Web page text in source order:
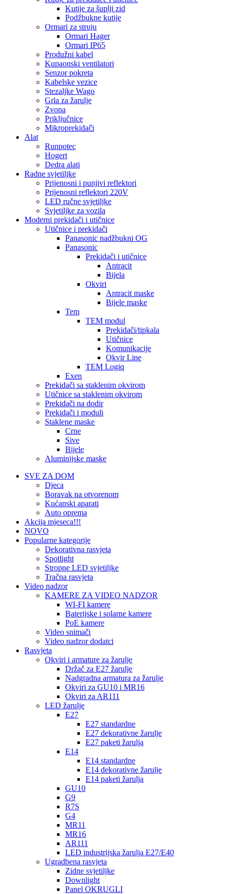
Kutije za šuplji zid
Podžbukne kutije
Ormari za struju
Ormari Hager
Ormari IP65
Produžni kabel
Kupaonski ventilatori
Senzor pokreta
Kabelske vezice
Stezaljke Wago
Grla za žarulje
Zvona
Priključnice
Mikroprekidači
Alat
Runpotec
Hogert
Dedra alati
Radne svjetiljke
Prijenosni i punjivi reflektori
Prijenosni reflektori 220V
LED ručne svjetiljke
Svjetiljke za vozila
Moderni prekidači i utičnice
Utičnice i prekidači
Panasonic nadžbukni OG
Panasonic
Prekidači i utičnice
Antracit
Bijela
Okviri
Antracit maske
Bijele maske
Tem
TEM modul
Prekidači/tipkala
Utičnice
Komunikacije
Okvir Line
TEM Logiq
Exen
Prekidači sa staklenim okvirom
Utičnice sa staklenim okvirom
Prekidači na dodir
Prekidači i moduli
Staklene maske
Crne
Sive
Bijele
Aluminijske maske
SVE ZA DOM
Djeca
Boravak na otvorenom
Kućanski aparati
Auto oprema
Akcija mjeseca!!!
NOVO
Popularne kategorije
Dekorativna rasvjeta
Spotlight
Stropne LED svjetiljke
Tračna rasvjeta
Video nadzor
KAMERE ZA VIDEO NADZOR
WI-FI kamere
Baterijske i solarne kamere
PoE kamere
Video snimači
Video nadzor dodatci
Rasvjeta
Okviri i armature za žarulje
Držač za E27 žarulje
Nadgradna armatura za žarulje
Okviri za GU10 i MR16
Okviri za AR111
LED žarulje
E27
E27 standardne
E27 dekorativne žarulje
E27 paketi žarulja
E14
E14 standardne
E14 dekorativne žarulje
E14 paketi žarulja
GU10
G9
R7S
G4
MR11
MR16
AR111
LED industrijska žarulja E27/E40
Ugradbena rasvjeta
Zidne svjetiljke
Downlight
Panel OKRUGLI